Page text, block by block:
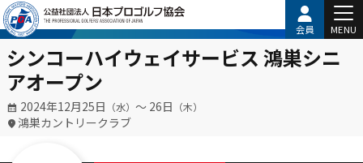
会員 MENU
シンコーハイウェイサービス 鴻巣シニ
アオープン
2024年12月25日 （水） 〜 26日 （木）
鴻巣カントリークラブ